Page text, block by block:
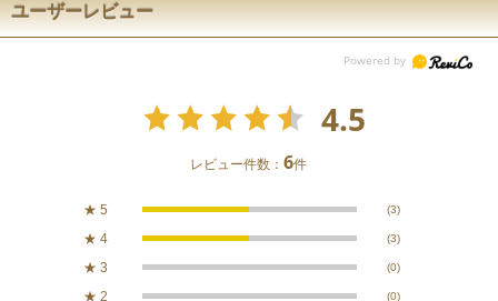
ユーザーレビュー
4.5
レビュー件数：6件
★ 5 (3)
★ 4 (3)
★ 3 (0)
★ 2 (0)